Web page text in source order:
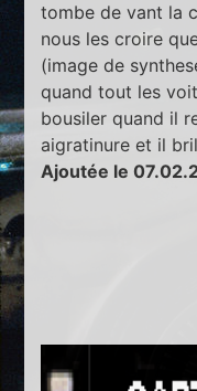
tombe de vant la
nous les croire
(image de
quand tout les
bousiler quand il
aigratinure et il
Ajoutée le